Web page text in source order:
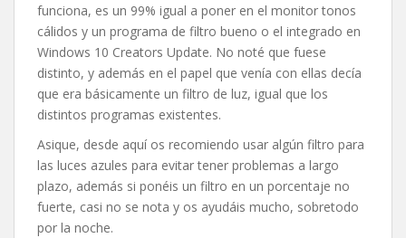
funciona, es un 99% igual a poner en el monitor tonos
cálidos y un programa de filtro bueno o el integrado en
Windows 10 Creators Update. No noté que fuese
distinto, y además en el papel que venía con ellas decía
que era básicamente un filtro de luz, igual que los
distintos programas existentes.
Asique, desde aquí os recomiendo usar algún filtro para
las luces azules para evitar tener problemas a largo
plazo, además si ponéis un filtro en un porcentaje no
fuerte, casi no se nota y os ayudáis mucho, sobretodo
por la noche.